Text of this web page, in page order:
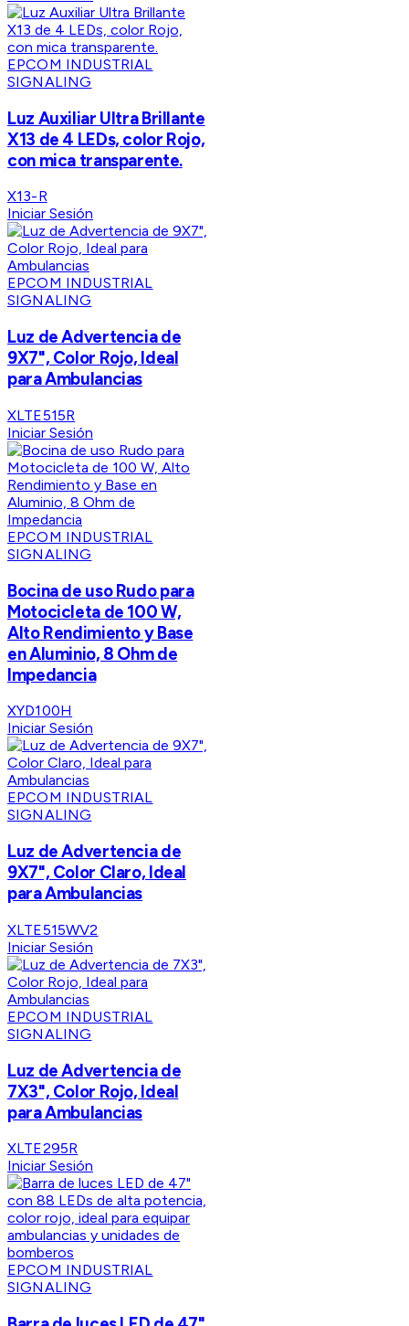
EPCOM INDUSTRIAL
SIGNALING
Luz Auxiliar Ultra Brillante
X13 de 4 LEDs, color Rojo,
con mica transparente.
X13-R
Iniciar Sesión
EPCOM INDUSTRIAL
SIGNALING
Luz de Advertencia de
9X7", Color Rojo, Ideal
para Ambulancias
XLTE515R
Iniciar Sesión
EPCOM INDUSTRIAL
SIGNALING
Bocina de uso Rudo para
Motocicleta de 100 W,
Alto Rendimiento y Base
en Aluminio, 8 Ohm de
Impedancia
XYD100H
Iniciar Sesión
EPCOM INDUSTRIAL
SIGNALING
Luz de Advertencia de
9X7", Color Claro, Ideal
para Ambulancias
XLTE515WV2
Iniciar Sesión
EPCOM INDUSTRIAL
SIGNALING
Luz de Advertencia de
7X3", Color Rojo, Ideal
para Ambulancias
XLTE295R
Iniciar Sesión
EPCOM INDUSTRIAL
SIGNALING